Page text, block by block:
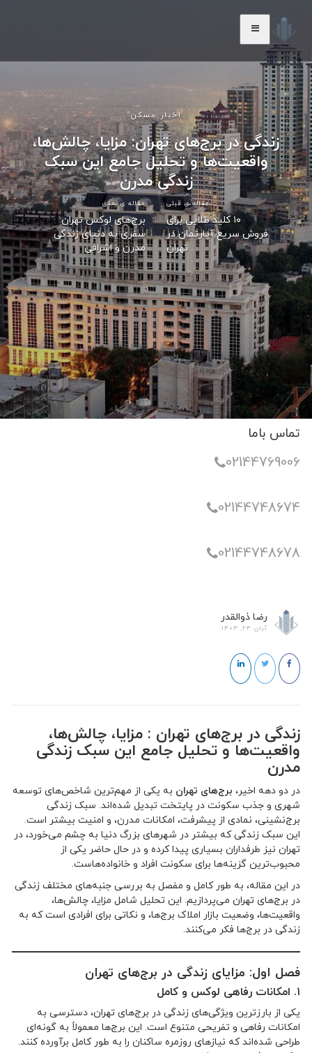
اخبار مسکن
زندگی در برج‌های تهران: مزایا، چالش‌ها،
واقعیت‌ها و تحلیل جامع این سبک
زندگی مدرن
مقاله ی قبلی
۱۰ کلید طلایی برای
فروش سریع آپارتمان در
تهران
مقاله ی بعدی
برج‌های لوکس تهران:
سفری به دنیای زندگی
مدرن و اشرافی
تماس باما
02144769006
02144748674
02144748678
رضا ذوالقدر
آبان 24, 1403
زندگی در برج‌های تهران : مزایا، چالش‌ها،
واقعیت‌ها و تحلیل جامع این سبک زندگی
مدرن
در دو دهه اخیر،برج‌های تهرانبه یکی از مهم‌ترین شاخص‌های توسعه
شهری و جذب سکونت در پایتخت تبدیل شده‌اند. سبک زندگی
برج‌نشینی، نمادی از پیشرفت، امکانات مدرن، و امنیت بیشتر است.
این سبک زندگی که بیشتر در شهرهای بزرگ دنیا به چشم می‌خورد، در
تهران نیز طرفداران بسیاری پیدا کرده و در حال حاضر یکی از
محبوب‌ترین گزینه‌ها برای سکونت افراد و خانواده‌هاست.
در این مقاله، به طور کامل و مفصل به بررسی جنبه‌های مختلف زندگی
در برج‌های تهران می‌پردازیم. این تحلیل شامل مزایا، چالش‌ها،
واقعیت‌ها، وضعیت بازار املاک برج‌ها، و نکاتی برای افرادی است که به
زندگی در برج‌ها فکر می‌کنند.
فصل اول: مزایای زندگی در برج‌های تهران
یکی از بارزترین ویژگی‌های زندگی در برج‌های تهران، دسترسی به
امکانات رفاهی و تفریحی متنوع است. این برج‌ها معمولاً به گونه‌ای
طراحی شده‌اند که نیازهای روزمره ساکنان را به طور کامل برآورده کنند.